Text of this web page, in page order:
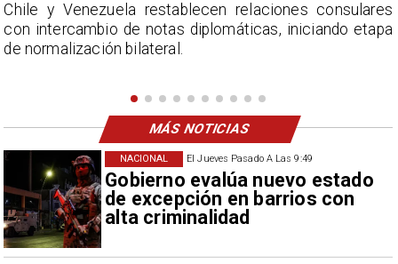
El Jueves Pasado A Las 9:49
Gobierno evalúa nuevo estado
de excepción en barrios con
alta criminalidad
NACIONAL
etapa
La Confederación Nacional de Ferias Libres
considera inaceptable que se refieran a
Campillai como 'señora de feria', expresión
MÁS NOTICIAS